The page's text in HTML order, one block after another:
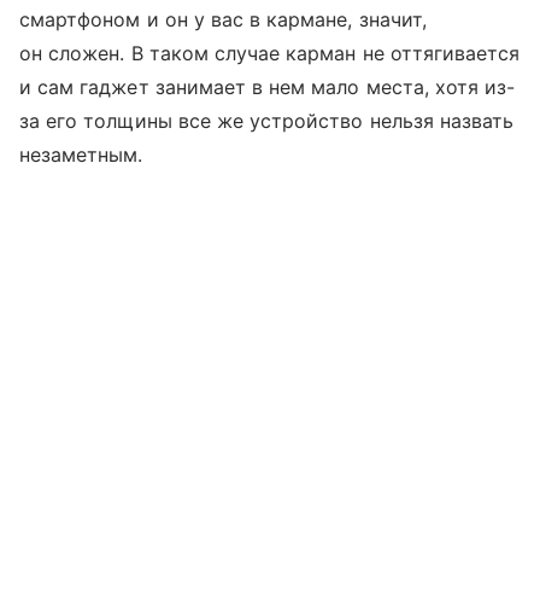
смартфоном и он у вас в кармане, значит,
он сложен. В таком случае карман не оттягивается
и сам гаджет занимает в нем мало места, хотя из-
за его толщины все же устройство нельзя назвать
незаметным.